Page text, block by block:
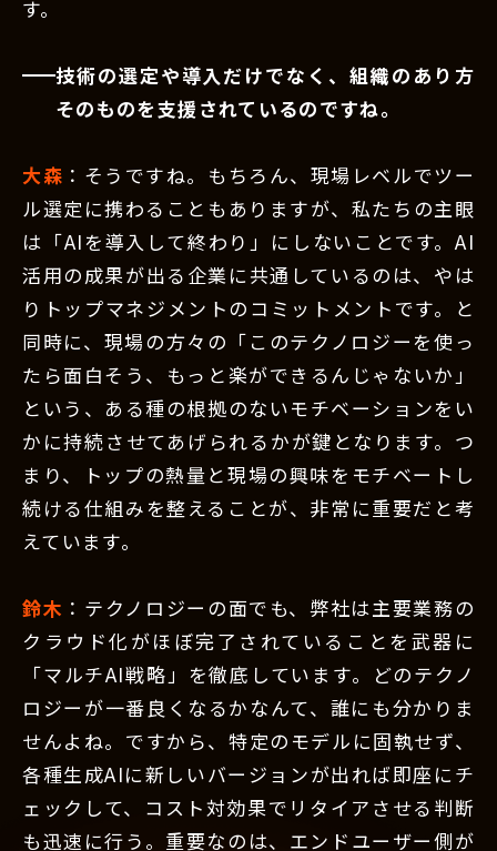
す。
技術の選定や導入だけでなく、組織のあり方
そのものを支援されているのですね。
大森 ：そうですね。もちろん、現場レベルでツー
ル選定に携わることもありますが、私たちの主眼
は「AIを導入して終わり」にしないことです。AI
活用の成果が出る企業に共通しているのは、やは
りトップマネジメントのコミットメントです。と
同時に、現場の方々の「このテクノロジーを使っ
たら面白そう、もっと楽ができるんじゃないか」
という、ある種の根拠のないモチベーションをい
かに持続させてあげられるかが鍵となります。つ
まり、トップの熱量と現場の興味をモチベートし
続ける仕組みを整えることが、非常に重要だと考
えています。
鈴木 ：テクノロジーの面でも、弊社は主要業務の
クラウド化がほぼ完了されていることを武器に
「マルチAI戦略」を徹底しています。どのテクノ
ロジーが一番良くなるかなんて、誰にも分かりま
せんよね。ですから、特定のモデルに固執せず、
各種生成AIに新しいバージョンが出れば即座にチ
ェックして、コスト対効果でリタイアさせる判断
も迅速に行う。重要なのは、エンドユーザー側が